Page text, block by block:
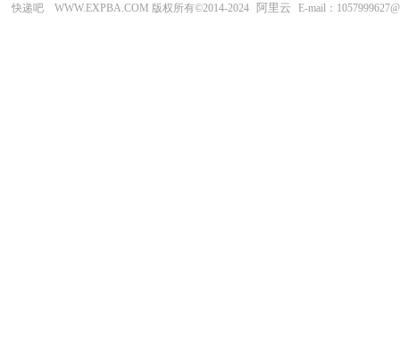
快递吧 WWW.EXPBA.COM 版权所有©2014-2024 阿里云 E-mail：